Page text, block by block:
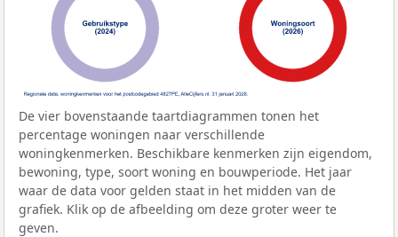
De vier bovenstaande taartdiagrammen tonen het
percentage woningen naar verschillende
woningkenmerken. Beschikbare kenmerken zijn eigendom,
bewoning, type, soort woning en bouwperiode. Het jaar
waar de data voor gelden staat in het midden van de
grafiek. Klik op de afbeelding om deze groter weer te
geven.